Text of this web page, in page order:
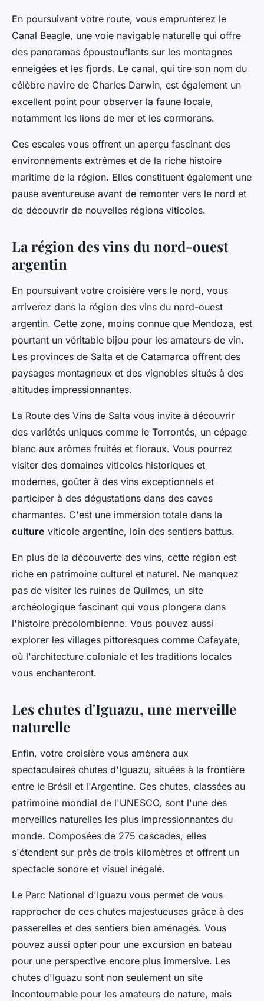
En poursuivant votre route, vous emprunterez le
Canal Beagle, une voie navigable naturelle qui offre
des panoramas époustouflants sur les montagnes
enneigées et les fjords. Le canal, qui tire son nom du
célèbre navire de Charles Darwin, est également un
excellent point pour observer la faune locale,
notamment les lions de mer et les cormorans.
Ces escales vous offrent un aperçu fascinant des
environnements extrêmes et de la riche histoire
maritime de la région. Elles constituent également une
pause aventureuse avant de remonter vers le nord et
de découvrir de nouvelles régions viticoles.
La région des vins du nord-ouest
argentin
En poursuivant votre croisière vers le nord, vous
arriverez dans la région des vins du nord-ouest
argentin. Cette zone, moins connue que Mendoza, est
pourtant un véritable bijou pour les amateurs de vin.
Les provinces de Salta et de Catamarca offrent des
paysages montagneux et des vignobles situés à des
altitudes impressionnantes.
La Route des Vins de Salta vous invite à découvrir
des variétés uniques comme le Torrontés, un cépage
blanc aux arômes fruités et floraux. Vous pourrez
visiter des domaines viticoles historiques et
modernes, goûter à des vins exceptionnels et
participer à des dégustations dans des caves
charmantes. C'est une immersion totale dans la
culture viticole argentine, loin des sentiers battus.
En plus de la découverte des vins, cette région est
riche en patrimoine culturel et naturel. Ne manquez
pas de visiter les ruines de Quilmes, un site
archéologique fascinant qui vous plongera dans
l'histoire précolombienne. Vous pouvez aussi
explorer les villages pittoresques comme Cafayate,
où l'architecture coloniale et les traditions locales
vous enchanteront.
Les chutes d'Iguazu, une merveille
naturelle
Enfin, votre croisière vous amènera aux
spectaculaires chutes d'Iguazu, situées à la frontière
entre le Brésil et l'Argentine. Ces chutes, classées au
patrimoine mondial de l'UNESCO, sont l'une des
merveilles naturelles les plus impressionnantes du
monde. Composées de 275 cascades, elles
s'étendent sur près de trois kilomètres et offrent un
spectacle sonore et visuel inégalé.
Le Parc National d'Iguazu vous permet de vous
rapprocher de ces chutes majestueuses grâce à des
passerelles et des sentiers bien aménagés. Vous
pouvez aussi opter pour une excursion en bateau
pour une perspective encore plus immersive. Les
chutes d'Iguazu sont non seulement un site
incontournable pour les amateurs de nature, mais